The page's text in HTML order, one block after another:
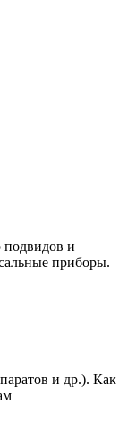
подвидов и
приборы.
и др.). Как